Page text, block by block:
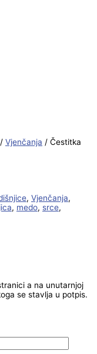
/ Vjenčanja / Čestitka
, Vjenčanja,
, medo, srce,
a na unutarnjoj
se stavlja u potpis.